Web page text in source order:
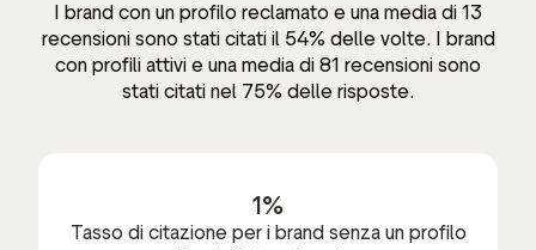
I brand con un profilo reclamato e una media di 13
recensioni sono stati citati il 54% delle volte. I brand
con profili attivi e una media di 81 recensioni sono
stati citati nel 75% delle risposte.
1%
Tasso di citazione per i brand senza un profilo